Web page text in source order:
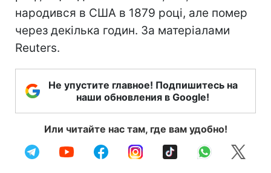
народився в США в 1879 році, але помер
через декілька годин. За матеріалами
Reuters.
Не упустите главное! Подпишитесь на
наши обновления в Google!
Или читайте нас там, где вам удобно!